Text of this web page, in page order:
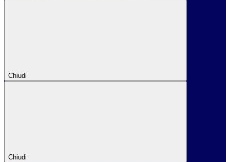
Chiudi
Chiudi